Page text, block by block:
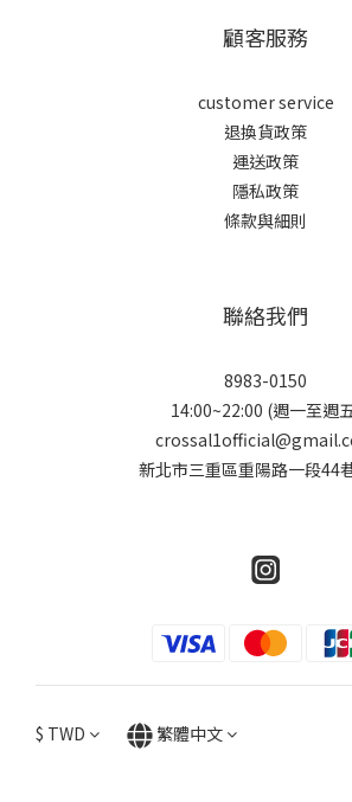
顧客服務
customer service
退換貨政策
運送政策
隱私政策
條款與細則
聯絡我們
8983-0150
14:00~22:00 (週一至週
新北市三重區重陽路一段44
$ TWD 繁體中文